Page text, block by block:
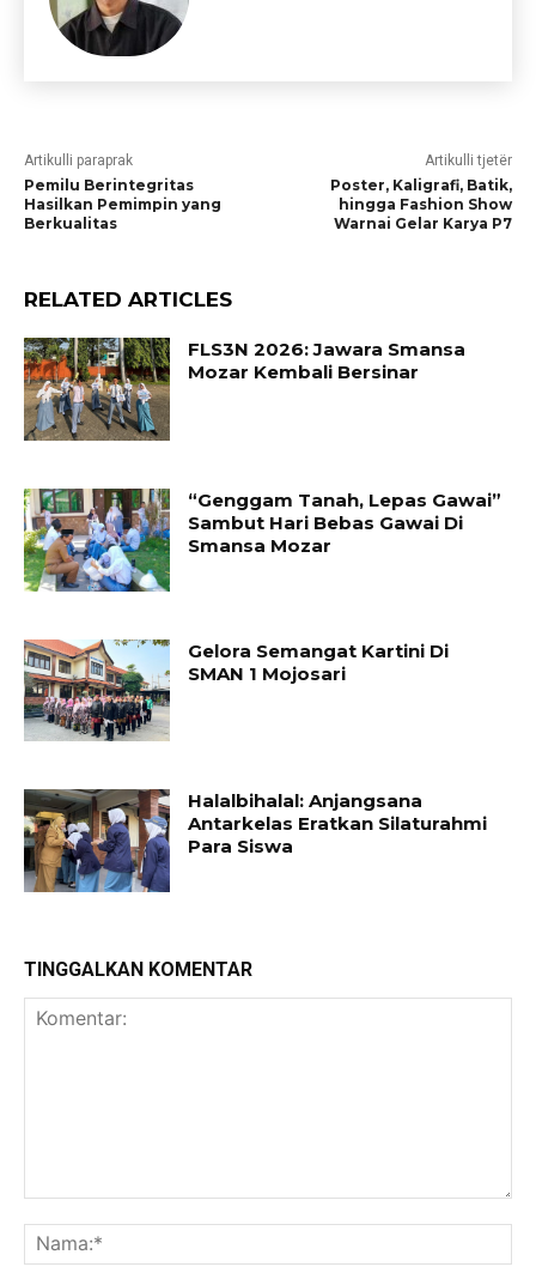
Artikulli paraprak
Pemilu Berintegritas
Hasilkan Pemimpin yang
Berkualitas
Artikulli tjetër
Poster, Kaligrafi, Batik,
hingga Fashion Show
Warnai Gelar Karya P7
RELATED ARTICLES
FLS3N 2026: Jawara Smansa
Mozar Kembali Bersinar
“Genggam Tanah, Lepas Gawai”
Sambut Hari Bebas Gawai Di
Smansa Mozar
Gelora Semangat Kartini Di
SMAN 1 Mojosari
Halalbihalal: Anjangsana
Antarkelas Eratkan Silaturahmi
Para Siswa
TINGGALKAN KOMENTAR